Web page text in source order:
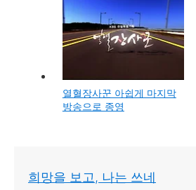
열혈장사꾼 아쉽게 마지막
방송으로 종영
희망을 보고, 나는 쓰네